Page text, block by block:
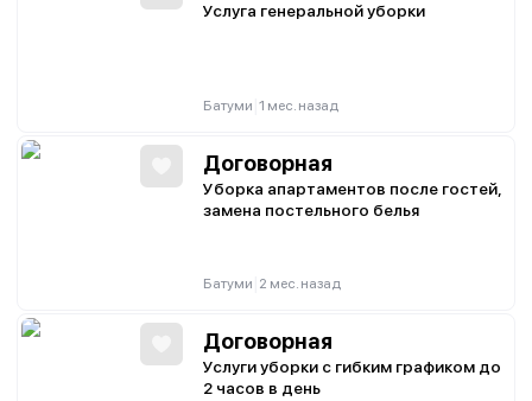
Услуга генеральной уборки
Батуми 1 мес. назад
Договорная
Уборка апартаментов после гостей,
замена постельного белья
Батуми 2 мес. назад
Договорная
Услуги уборки с гибким графиком до
2 часов в день